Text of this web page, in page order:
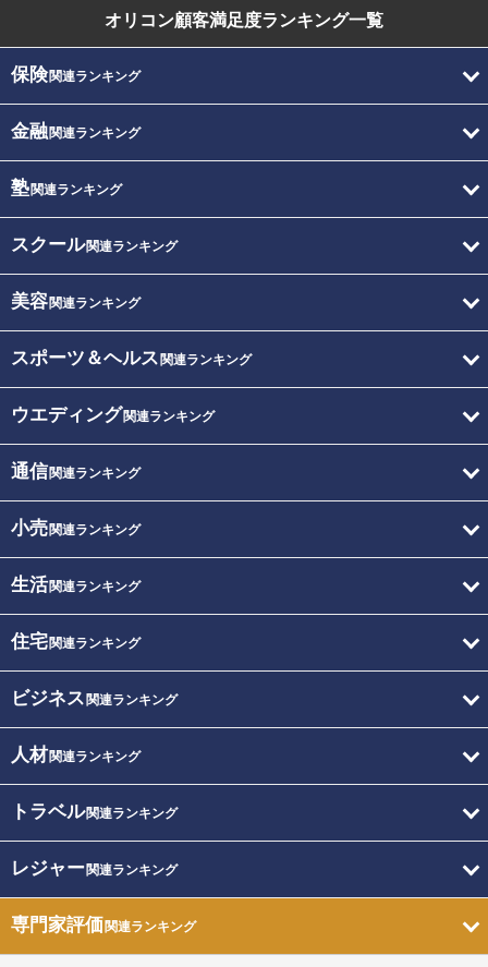
オリコン顧客満足度ランキング一覧
保険関連ランキング
金融関連ランキング
塾関連ランキング
スクール関連ランキング
美容関連ランキング
スポーツ＆ヘルス 関連ランキング
ウエディング関連ランキング
通信関連ランキング
小売関連ランキング
生活関連ランキング
住宅関連ランキング
ビジネス 関連ランキング
人材関連ランキング
トラベル関連ランキング
レジャー関連ランキング
専門家評価関連ランキング